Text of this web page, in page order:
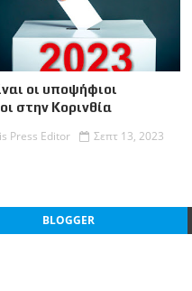
οι υποψήφιοι
στην Κορινθία
Press Editor
Σεπτ 13, 2023
BLOGGER